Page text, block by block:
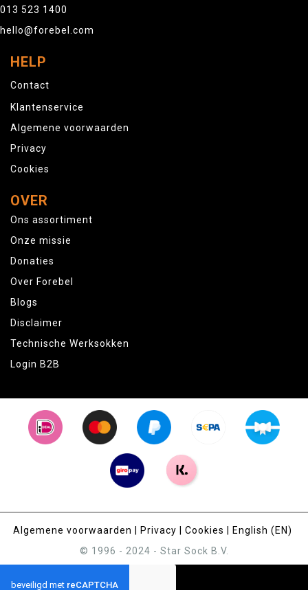
013 523 1400
hello@forebel.com
HELP
Contact
Klantenservice
Algemene voorwaarden
Privacy
Cookies
OVER
Ons assortiment
Onze missie
Donaties
Over Forebel
Blogs
Disclaimer
Technische Werksokken
Login B2B
Algemene voorwaarden Privacy Cookies
English (EN)
© 1996 - 2024 - Star Sock B.V.